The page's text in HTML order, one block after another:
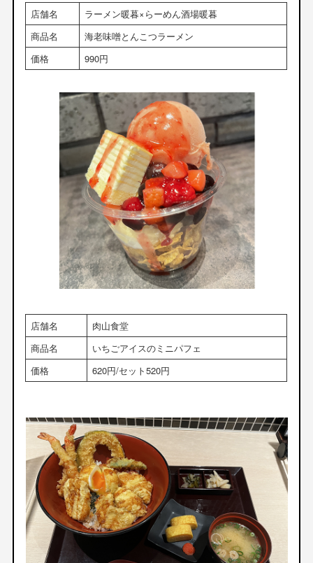
店舗名
ラーメン暖暮×らーめん酒場暖暮
商品名
海老味噌とんこつラーメン
価格
990円
店舗名
肉山食堂
商品名
いちごアイスのミニパフェ
価格
620円/セット520円